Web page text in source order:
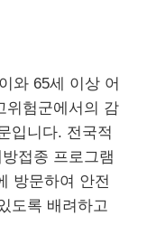
와 65세 이상 어
위험군에서의 감
입니다. 전국적
접종 프로그램
방문하여 안전
도록 배려하고